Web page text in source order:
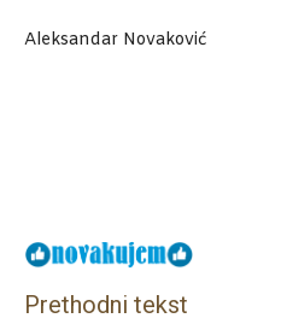
Aleksandar Novaković
Prethodni tekst